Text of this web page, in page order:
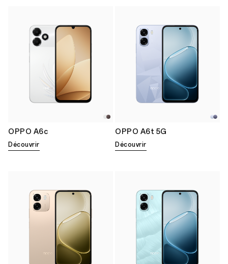
OPPO A6c
Découvrir
OPPO A6t 5G
Découvrir